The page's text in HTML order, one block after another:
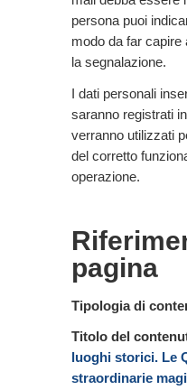
persona puoi
modo da far
la segnalazione.
I dati personali
saranno registrati
verranno utilizzati
del corretto
operazione.
pagina
Tipologia di
Titolo del
luoghi storici. Le
straordinarie